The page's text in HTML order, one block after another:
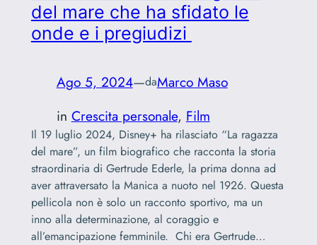
del mare che ha sfidato le
onde e i pregiudizi
Ago 5, 2024—daMarco Maso
in Crescita personale, Film
Il 19 luglio 2024, Disney+ ha rilasciato “La ragazza
del mare”, un film biografico che racconta la storia
straordinaria di Gertrude Ederle, la prima donna ad
aver attraversato la Manica a nuoto nel 1926. Questa
pellicola non è solo un racconto sportivo, ma un
inno alla determinazione, al coraggio e
all’emancipazione femminile. Chi era Gertrude…